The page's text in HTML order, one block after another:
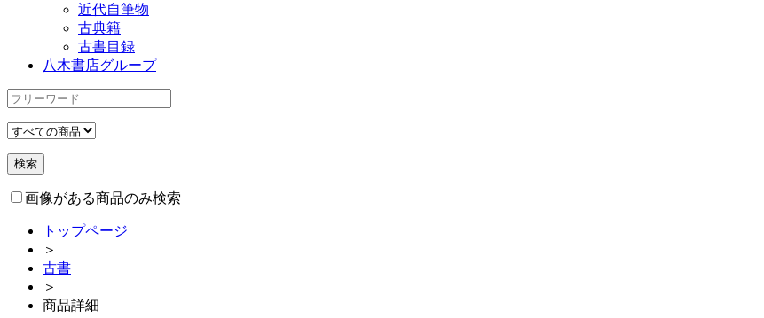
近代自筆物
古典籍
古書目録
八木書店グループ
画像がある商品のみ検索
トップページ
＞
古書
＞
商品詳細